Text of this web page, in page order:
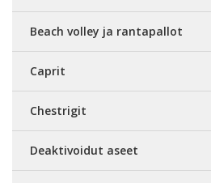
Beach volley ja rantapallot
Caprit
Chestrigit
Deaktivoidut aseet